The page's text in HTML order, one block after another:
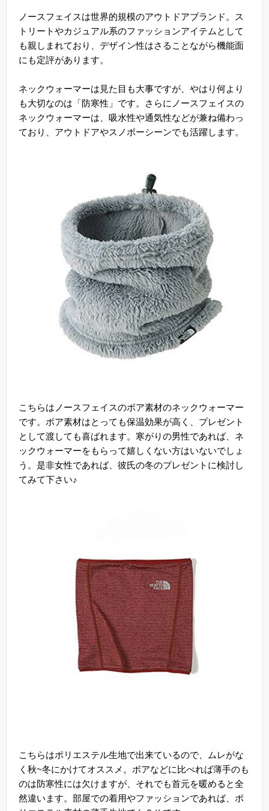
ノースフェイスは世界的規模のアウトドアブランド。ス
トリートやカジュアル系のファッションアイテムとして
も親しまれており、デザイン性はさることながら機能面
にも定評があります。
ネックウォーマーは見た目も大事ですが、やはり何より
も大切なのは「防寒性」です。さらにノースフェイスの
ネックウォーマーは、吸水性や通気性などが兼ね備わっ
ており、アウトドアやスノボーシーンでも活躍します。
こちらはノースフェイスのボア素材のネックウォーマー
です。ボア素材はとっても保温効果が高く、プレゼント
として渡しても喜ばれます。寒がりの男性であれば、ネ
ックウォーマーをもらって嬉しくない方はいないでしょ
う。是非女性であれば、彼氏の冬のプレゼントに検討し
てみて下さい♪
こちらはポリエステル生地で出来ているので、ムレがな
く秋~冬にかけてオススメ。ボアなどに比べれば薄手のも
のは防寒性には欠けますが、それでも首元を暖めると全
然違います。部屋での着用やファッションであれば、ポ